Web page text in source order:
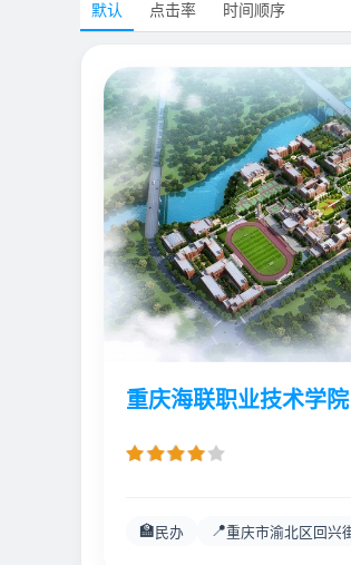
默认 点击率 时间顺序
重庆海联职业技术学院
🏫民办 📍重庆市渝北区回兴